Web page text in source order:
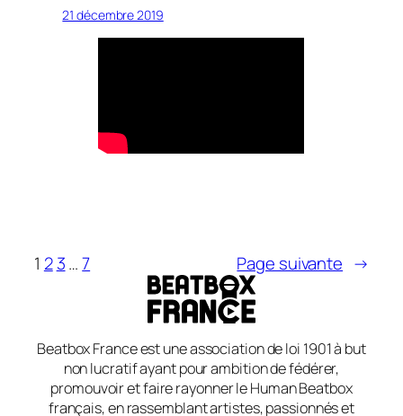
21 décembre 2019
1 2 3… 7 Page suivante →
Beatbox France est une association de loi 1901 à but
non lucratif ayant pour ambition de fédérer,
promouvoir et faire rayonner le Human Beatbox
français, en rassemblant artistes, passionnés et